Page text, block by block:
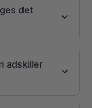
det
adskiller